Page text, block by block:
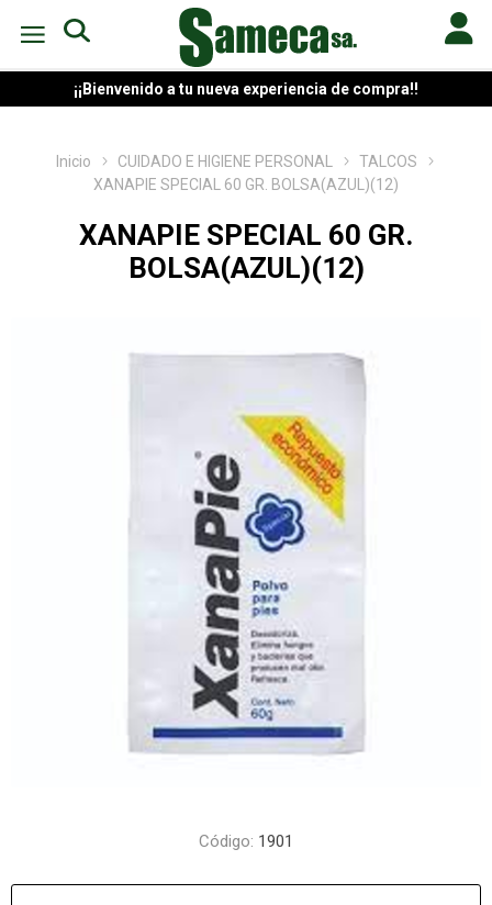
¡¡Bienvenido a tu nueva experiencia de compra!!
Inicio CUIDADO E HIGIENE PERSONAL
TALCOS
XANAPIE SPECIAL 60 GR. BOLSA(AZUL)(12)
XANAPIE SPECIAL 60 GR.
BOLSA(AZUL)(12)
Código: 1901